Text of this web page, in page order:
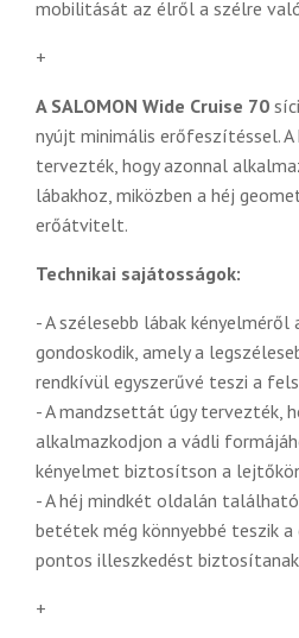
mobilitását az élről a szélre
+
A SALOMON Wide Cruise 70
nyújt minimális erőfeszítéssel.
tervezték, hogy azonnal
lábakhoz, miközben a héj
erőátvitelt.
Technikai sajátosságok:
- A szélesebb lábak
gondoskodik, amely a
rendkívül egyszerűvé teszi a
- A mandzsettát úgy tervezték,
alkalmazkodjon a vádli
kényelmet biztosítson a
- A héj mindkét oldalán
betétek még könnyebbé teszik
pontos illeszkedést
+